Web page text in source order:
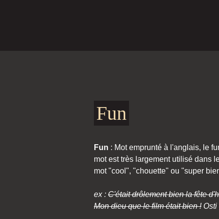
Fun
Fun : Mot emprunté à l'anglais, le
mot est très largement utilisé dans
mot "cool", "chouette" ou "super
ex : C'était drôlement bien la fête
Mon dieu que le film était bien !Osti